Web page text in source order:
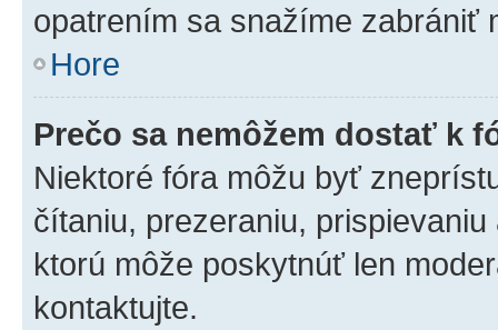
opatrením sa snažíme zabrániť
Hore
Prečo sa nemôžem dostať k
Niektoré fóra môžu byť
čítaniu, prezeraniu,
ktorú môže poskytnúť len
kontaktujte.